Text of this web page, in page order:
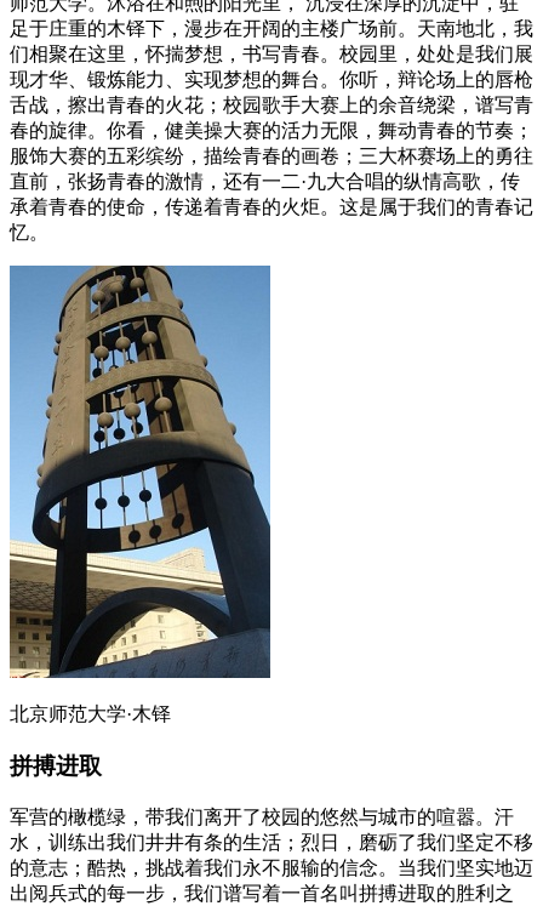
足于庄重的木铎下，漫步在开阔的主楼广场前。天南地北，我
们相聚在这里，怀揣梦想，书写青春。校园里，处处是我们展
现才华、锻炼能力、实现梦想的舞台。你听，辩论场上的唇枪
舌战，擦出青春的火花；校园歌手大赛上的余音绕梁，谱写青
春的旋律。你看，健美操大赛的活力无限，舞动青春的节奏；
服饰大赛的五彩缤纷，描绘青春的画卷；三大杯赛场上的勇往
直前，张扬青春的激情，还有一二·九大合唱的纵情高歌，传
承着青春的使命，传递着青春的火炬。这是属于我们的青春记
忆。
北京师范大学·木铎
拼搏进取
军营的橄榄绿，带我们离开了校园的悠然与城市的喧嚣。汗
水，训练出我们井井有条的生活；烈日，磨砺了我们坚定不移
的意志；酷热，挑战着我们永不服输的信念。当我们坚实地迈
出阅兵式的每一步，我们谱写着一首名叫拼搏进取的胜利之